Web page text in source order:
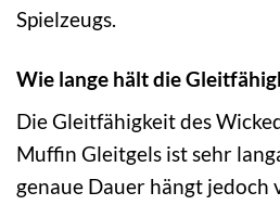
Spielzeugs.
Wie lange hält die
Die Gleitfähigkeit des
Muffin Gleitgels ist sehr
genaue Dauer hängt jedoch